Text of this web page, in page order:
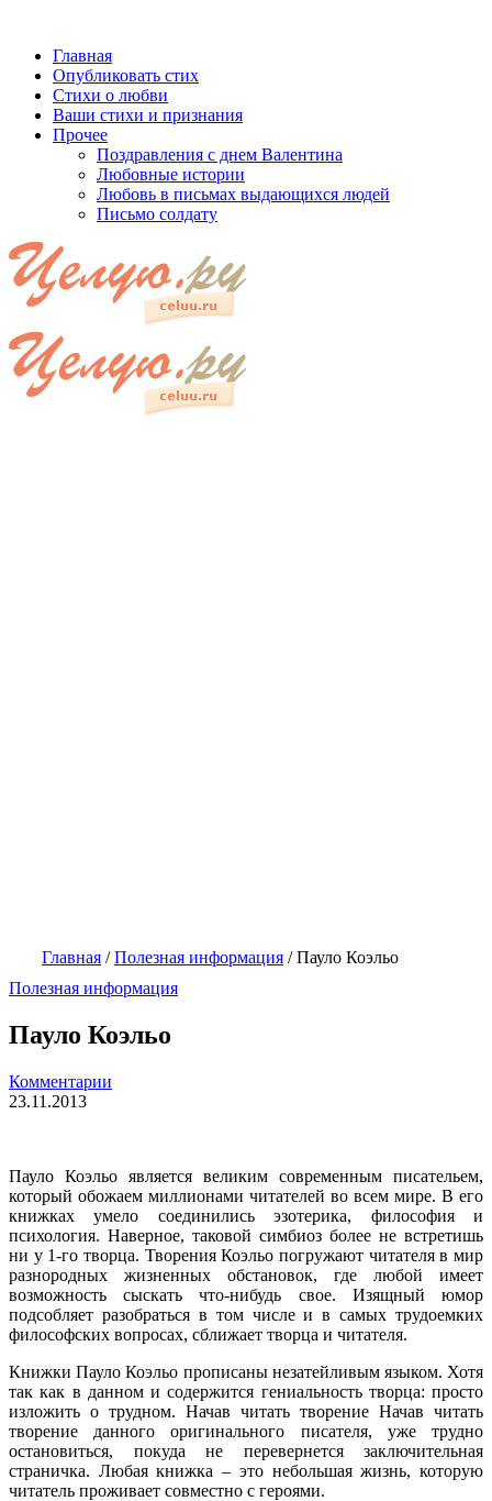
Главная
Опубликовать стих
Стихи о любви
Ваши стихи и признания
Прочее
Поздравления с днем Валентина
Любовные истории
Любовь в письмах выдающихся людей
Письмо солдату
Главная /Полезная информация /Пауло Коэльо
Полезная информация
Пауло Коэльо
Комментарии
23.11.2013
Пауло Коэльо является великим современным писательем,
который обожаем миллионами читателей во всем мире. В его
книжках умело соединились эзотерика, философия и
психология. Наверное, таковой симбиоз более не встретишь
ни у 1-го творца. Творения Коэльо погружают читателя в мир
разнородных жизненных обстановок, где любой имеет
возможность сыскать что-нибудь свое. Изящный юмор
подсобляет разобраться в том числе и в самых трудоемких
философских вопросах, сближает творца и читателя.
Книжки Пауло Коэльо прописаны незатейливым языком. Хотя
так как в данном и содержится гениальность творца: просто
изложить о трудном. Начав читать творение Начав читать
творение данного оригинального писателя, уже трудно
остановиться, покуда не перевернется заключительная
страничка. Любая книжка – это небольшая жизнь, которую
читатель проживает совместно с героями.